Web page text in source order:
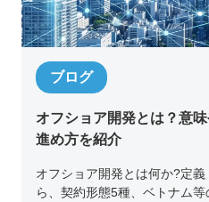
ブログ
オフショア開発とは？意
進め方を紹介
オフショア開発とは何か?定
ら、契約形態5種、ベトナム